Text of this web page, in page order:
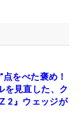
をべた褒め！
を見直した、ク
2』ウェッジが